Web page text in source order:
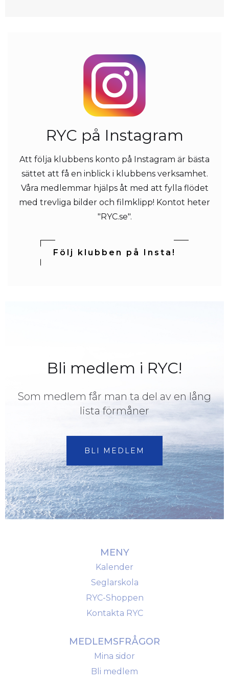
RYC på Instagram
Att följa klubbens konto på Instagram är bästa
sättet att få en inblick i klubbens verksamhet.
Våra medlemmar hjälps åt med att fylla flödet
med trevliga bilder och filmklipp! Kontot heter
"RYC.se".
Följ klubben på Insta!
Bli medlem i RYC!
Som medlem får man ta del av en lång
lista förmåner
BLI MEDLEM
MENY
Kalender
Seglarskola
RYC-Shoppen
Kontakta RYC
MEDLEMSFRÅGOR
Mina sidor
Bli medlem